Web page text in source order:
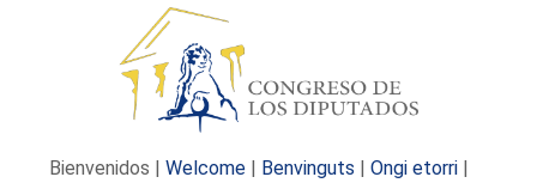
Bienvenidos | Welcome | Benvinguts | Ongi etorri |